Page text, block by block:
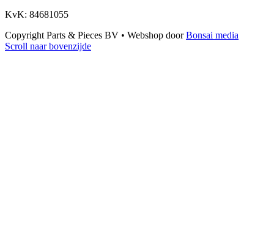
KvK: 84681055
Copyright Parts & Pieces BV • Webshop doorBonsai media
Scroll naar bovenzijde